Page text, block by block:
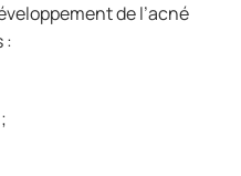
de l’acné
: